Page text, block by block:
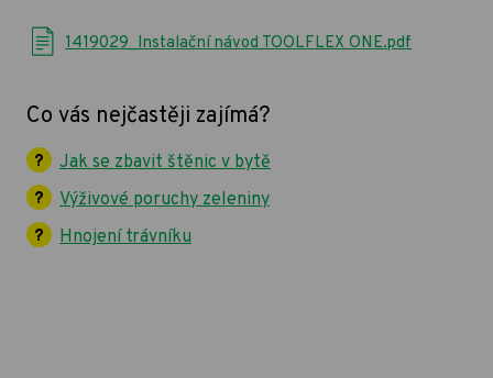
1419029_Instalační návod TOOLFLEX ONE.pdf
Co vás nejčastěji zajímá?
Jak se zbavit štěnic v bytě
Výživové poruchy zeleniny
Hnojení trávníku